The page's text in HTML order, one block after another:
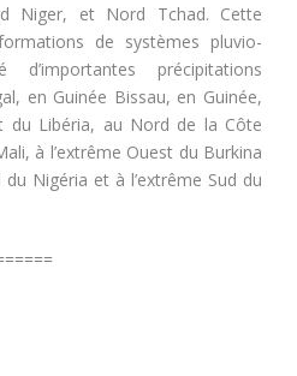
Niger, et Nord Tchad. Cette
de systèmes pluvio-
précipitations
en Guinée Bissau, en Guinée,
du Libéria, au Nord de la Côte
à l’extrême Ouest du Burkina
Nigéria et à l’extrême Sud du